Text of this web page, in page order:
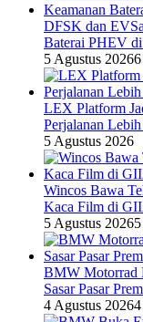
DFSK dan
Baterai PHEV
5 Agustus 2026
LEX Platform
Perjalanan
5 Agustus 2026
Wincos Bawa
Kaca Film di
5 Agustus 2026
BMW Motorrad
Sasar Pasar
4 Agustus 2026